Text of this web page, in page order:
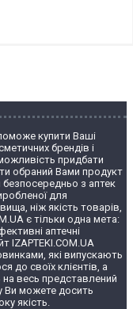
купити Ваші
брендів і
придбати
обраний Вами продукт
безпосередньо з аптек
для
ніж якість товарів,
є тільки одна мета:
аптечні
IZAPTEKI.COM.UA
які випускають
до своїх клієнтів, а
на весь представлений
Ви можете досить
якість.